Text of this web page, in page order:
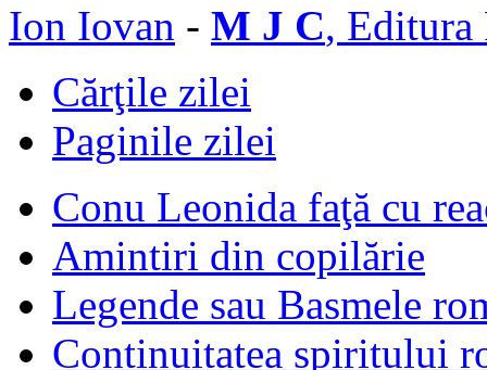
Ion Iovan - M J C, Editura
Cărţile zilei
Paginile zilei
Conu Leonida faţă cu
Amintiri din copilărie
Legende sau Basmele
Continuitatea spiritului